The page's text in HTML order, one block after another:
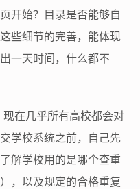
开始？目录是否能够自
些细节的完善，能体现
一天时间，什么都不
现在几乎所有高校都会对
学校系统之前，自己先
解学校用的是哪个查重
，以及规定的合格重复